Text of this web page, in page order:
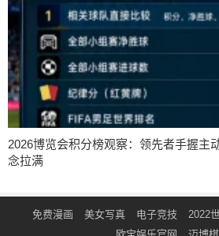
2026博览会积分榜观察：领先者手握主
念拉满
免费漫画 美女写真 电子竞技 2022